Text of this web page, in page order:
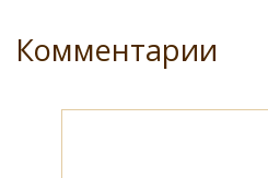
Комментарии